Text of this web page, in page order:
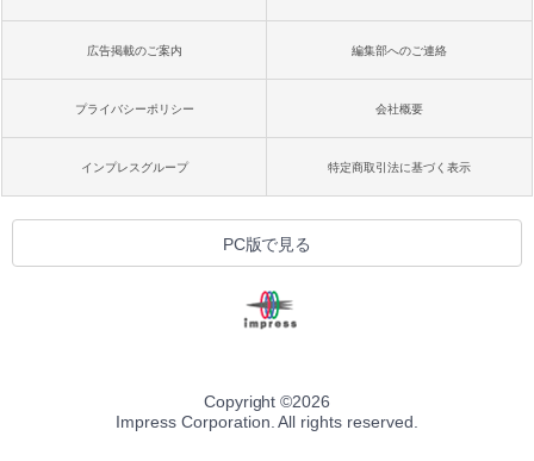
広告掲載のご案内 編集部へのご連絡
プライバシーポリシー 会社概要
インプレスグループ 特定商取引法に基づく表示
PC版で見る
Copyright ©2026
Impress Corporation. All rights reserved.